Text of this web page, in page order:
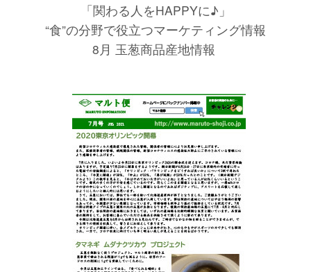
「関わる人をHAPPYに♪」
“食”の分野で役立つマーケティング情報
8月 玉葱商品産地情報